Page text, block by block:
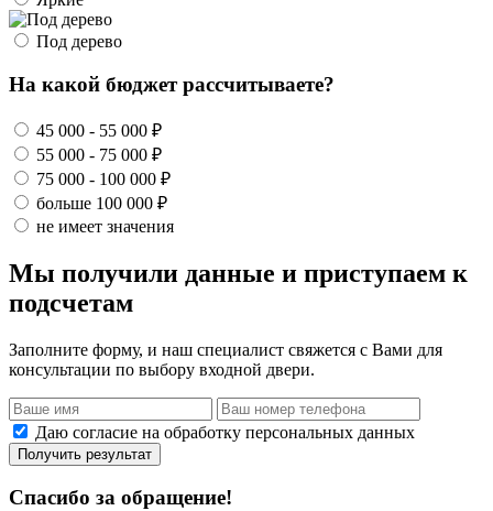
Под дерево
На какой бюджет рассчитываете?
45 000 - 55 000 ₽
55 000 - 75 000 ₽
75 000 - 100 000 ₽
больше 100 000 ₽
не имеет значения
Мы получили данные и приступаем к
подсчетам
Заполните форму, и наш специалист свяжется с Вами для
консультации по выбору входной двери.
Даю согласие на обработку персональных данных
Получить результат
Спасибо за обращение!